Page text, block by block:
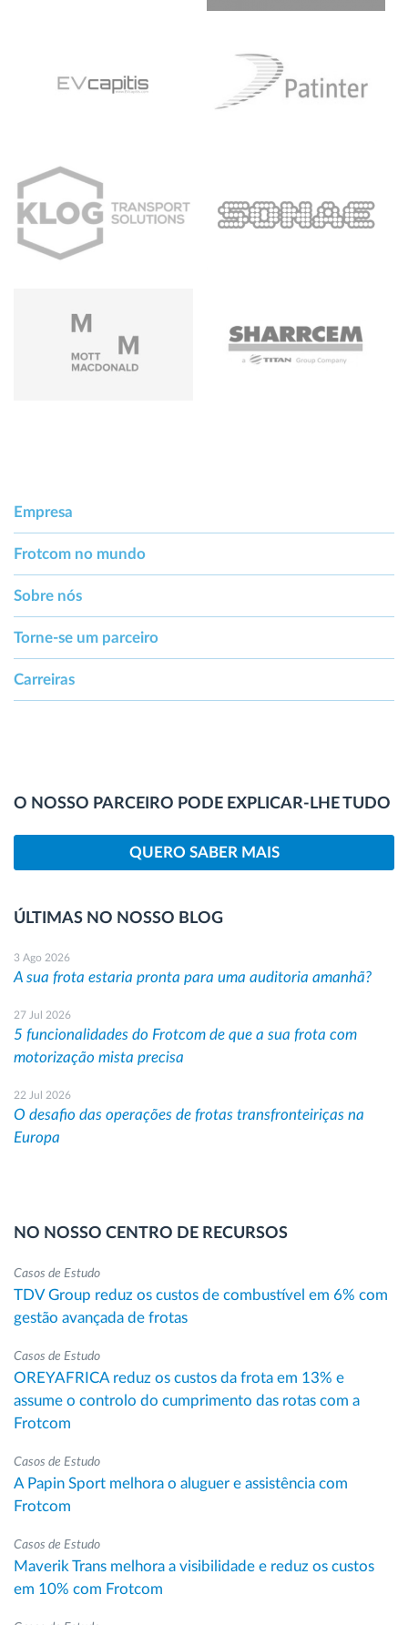
Empresa
Frotcom no mundo
Sobre nós
Torne-se um parceiro
Carreiras
O NOSSO PARCEIRO PODE EXPLICAR-LHE TUDO
QUERO SABER MAIS
ÚLTIMAS NO NOSSO BLOG
3 Ago 2026
A sua frota estaria pronta para uma auditoria amanhã?
27 Jul 2026
5 funcionalidades do Frotcom de que a sua frota com
motorização mista precisa
22 Jul 2026
O desafio das operações de frotas transfronteiriças na
Europa
NO NOSSO CENTRO DE RECURSOS
Casos de Estudo
TDV Group reduz os custos de combustível em 6% com
gestão avançada de frotas
Casos de Estudo
OREYAFRICA reduz os custos da frota em 13% e
assume o controlo do cumprimento das rotas com a
Frotcom
Casos de Estudo
A Papin Sport melhora o aluguer e assistência com
Frotcom
Casos de Estudo
Maverik Trans melhora a visibilidade e reduz os custos
em 10% com Frotcom